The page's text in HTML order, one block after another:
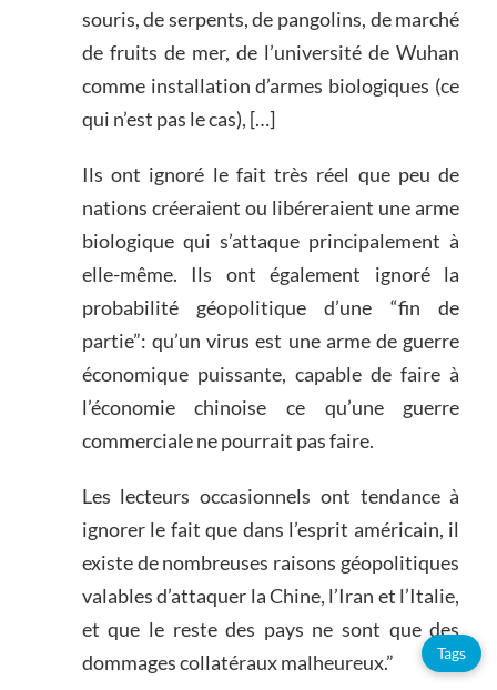
souris, de serpents, de pangolins, de marché
de fruits de mer, de l’université de Wuhan
comme installation d’armes biologiques (ce
qui n’est pas le cas), […]
Ils ont ignoré le fait très réel que peu de
nations créeraient ou libéreraient une arme
biologique qui s’attaque principalement à
elle-même. Ils ont également ignoré la
probabilité géopolitique d’une “fin de
partie”: qu’un virus est une arme de guerre
économique puissante, capable de faire à
l’économie chinoise ce qu’une guerre
commerciale ne pourrait pas faire.
Les lecteurs occasionnels ont tendance à
ignorer le fait que dans l’esprit américain, il
existe de nombreuses raisons géopolitiques
valables d’attaquer la Chine, l’Iran et l’Italie,
et que le reste des pays ne sont que des
dommages collatéraux malheureux.”
Tags